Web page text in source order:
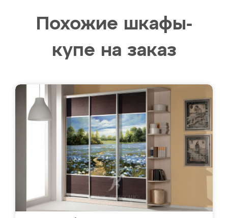
Похожие шкафы-
купе на заказ